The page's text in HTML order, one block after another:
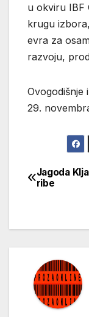
u okviru IBF
krugu
evra za
razvoju,
Ovogodišnje
29.
Jagoda
ribe